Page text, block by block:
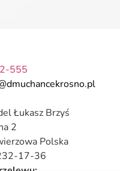
555
Łukasz Brzyś
2
Polska
17-36